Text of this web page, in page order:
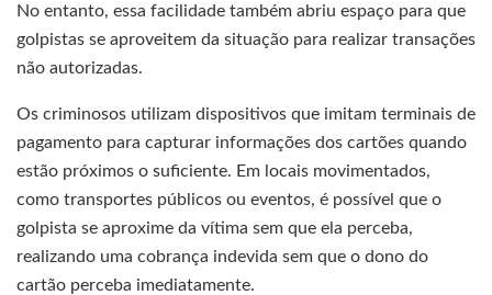
No entanto, essa facilidade também abriu espaço para que
golpistas se aproveitem da situação para realizar transações
não autorizadas.
Os criminosos utilizam dispositivos que imitam terminais de
pagamento para capturar informações dos cartões quando
estão próximos o suficiente. Em locais movimentados,
como transportes públicos ou eventos, é possível que o
golpista se aproxime da vítima sem que ela perceba,
realizando uma cobrança indevida sem que o dono do
cartão perceba imediatamente.